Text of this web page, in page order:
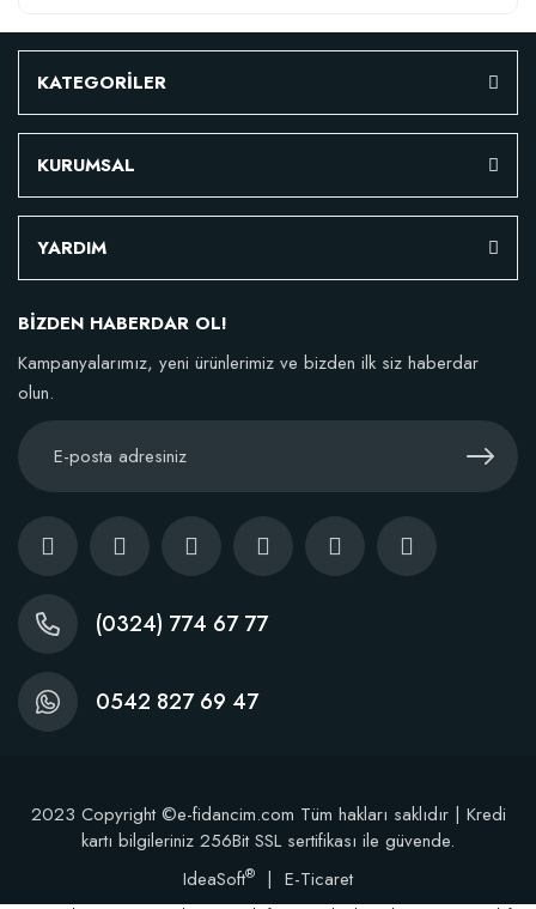
Stokta Yok
Kaktüs Sukulent Üretim Saksısı 5,5 Luk (50 adet)
KATEGORİLER
KURUMSAL
YARDIM
BİZDEN HABERDAR OL!
Kampanyalarımız, yeni ürünlerimiz ve bizden ilk siz haberdar
olun.
(0324) 774 67 77
0542 827 69 47
2023 Copyright ©e-fidancim.com Tüm hakları saklıdır | Kredi
kartı bilgileriniz 256Bit SSL sertifikası ile güvende.
IdeaSoft® | E-Ticaret